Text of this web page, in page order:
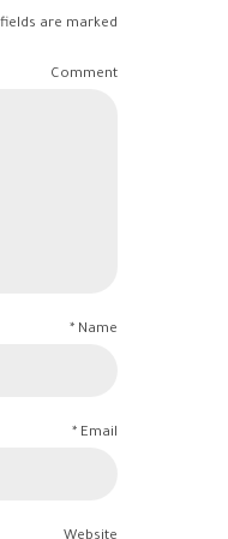
are marked *
Comment
Name *
Email *